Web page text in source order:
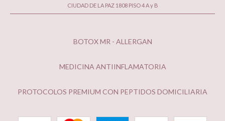
CIUDAD DE LA PAZ 1808 PISO 4 A y B
BOTOX MR - ALLERGAN
MEDICINA ANTIINFLAMATORIA
PROTOCOLOS PREMIUM CON PEPTIDOS DOMICILIARIA